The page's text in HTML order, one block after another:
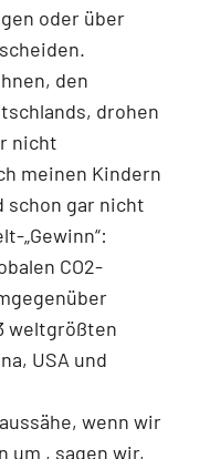
oder über
den
drohen
nicht
meinen Kindern
schon gar nicht
„Gewinn“:
CO2-
weltgrößten
USA und
wenn wir
um , sagen wir,